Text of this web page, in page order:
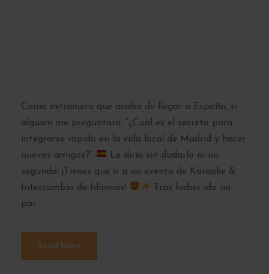
Como extranjero que acaba de llegar a España, si
alguien me preguntara: “¿Cuál es el secreto para
integrarse rápido en la vida local de Madrid y hacer
nuevos amigos?”
Le diría sin dudarlo ni un
segundo: ¡Tienes que ir a un evento de Karaoke &
Intercambio de Idiomas!
Tras haber ido un
par...
Read More